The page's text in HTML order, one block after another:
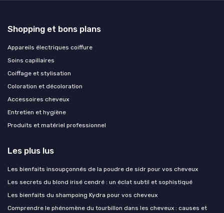
Shopping et bons plans
Appareils électriques coiffure
Soins capillaires
Coiffage et stylisation
Coloration et décoloration
Accessoires cheveux
Entretien et hygiène
Produits et matériel professionnel
Les plus lus
Les bienfaits insoupçonnés de la poudre de sidr pour vos cheveux
Les secrets du blond irisé cendré : un éclat subtil et sophistiqué
Les bienfaits du shampoing Kydra pour vos cheveux
Comprendre le phénomène du tourbillon dans les cheveux : causes et